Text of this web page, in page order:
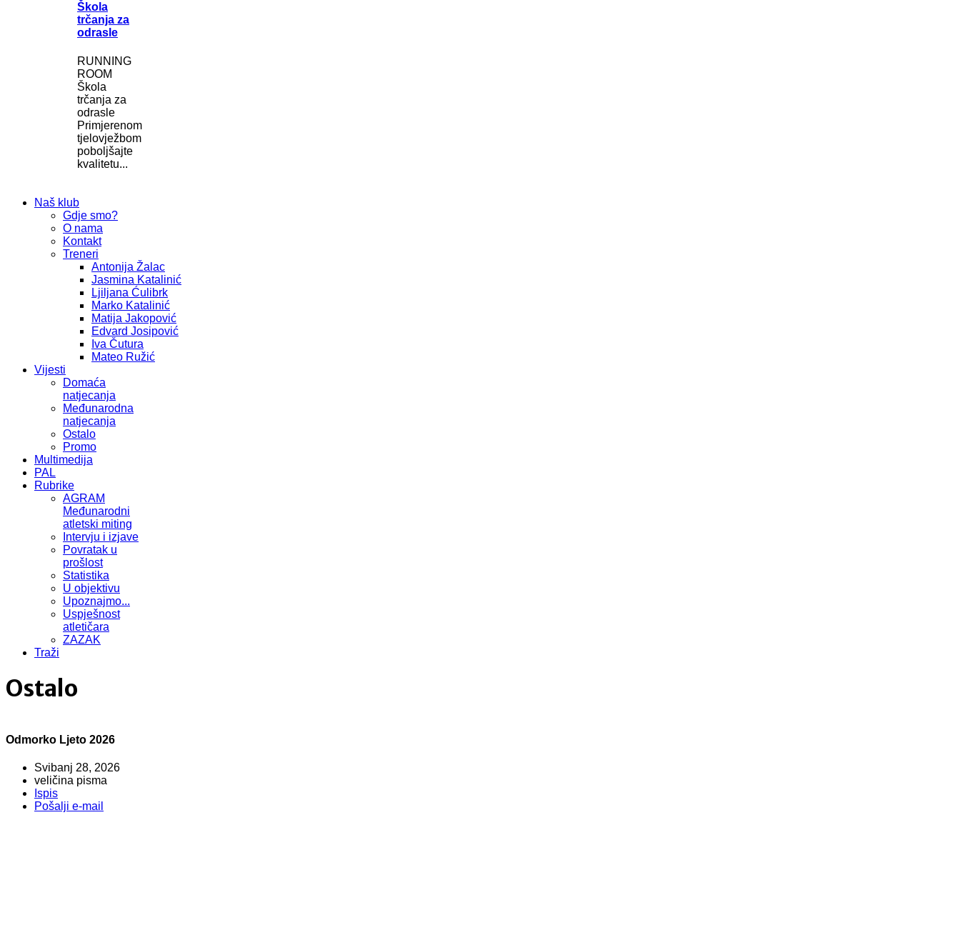
Škola
trčanja za
odrasle
RUNNING
ROOM
Škola
trčanja za
odrasle
Primjerenom
tjelovježbom
poboljšajte
kvalitetu...
Naš klub
Gdje smo?
O nama
Kontakt
Treneri
Antonija Žalac
Jasmina Katalinić
Ljiljana Ćulibrk
Marko Katalinić
Matija Jakopović
Edvard Josipović
Iva Čutura
Mateo Ružić
Vijesti
Domaća
natjecanja
Međunarodna
natjecanja
Ostalo
Promo
Multimedija
PAL
Rubrike
AGRAM
Međunarodni
atletski miting
Intervju i izjave
Povratak u
prošlost
Statistika
U objektivu
Upoznajmo...
Uspješnost
atletičara
ZAZAK
Traži
Ostalo
Odmorko Ljeto 2026
Svibanj 28, 2026
veličina pisma
Ispis
Pošalji e-mail